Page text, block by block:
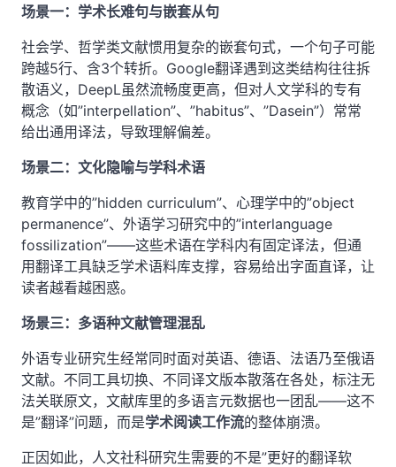
场景一：学术长难句与嵌套从句
社会学、哲学类文献惯用复杂的嵌套句式，一个句子可能
跨越5行、含3个转折。Google翻译遇到这类结构往往拆
散语义，DeepL虽然流畅度更高，但对人文学科的专有
概念（如”interpellation”、”habitus”、”Dasein”）常常
给出通用译法，导致理解偏差。
场景二：文化隐喻与学科术语
教育学中的”hidden curriculum”、心理学中的”object
permanence”、外语学习研究中的”interlanguage
fossilization”——这些术语在学科内有固定译法，但通
用翻译工具缺乏学术语料库支撑，容易给出字面直译，让
读者越看越困惑。
场景三：多语种文献管理混乱
外语专业研究生经常同时面对英语、德语、法语乃至俄语
文献。不同工具切换、不同译文版本散落在各处，标注无
法关联原文，文献库里的多语言元数据也一团乱——这不
是”翻译”问题，而是学术阅读工作流的整体崩溃。
正因如此，人文社科研究生需要的不是”更好的翻译软